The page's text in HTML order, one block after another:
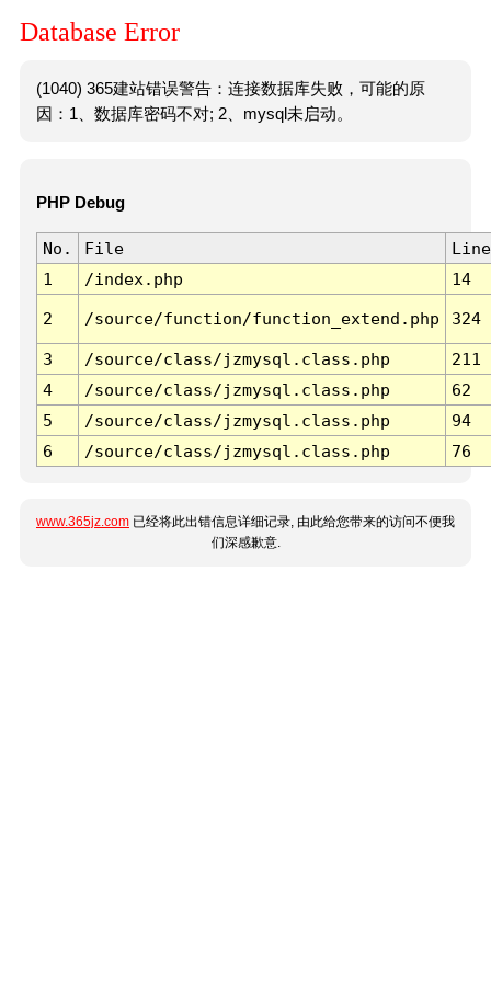
Database Error
(1040) 365建站错误警告：连接数据库失败，可能的原
因：1、数据库密码不对; 2、mysql未启动。
PHP Debug
No. File
Line
1
/index.php 14
2 /source/function/function_extend.php 324
3 /source/class/jzmysql.class.php
211
4
/source/class/jzmysql.class.php
62
5
/source/class/jzmysql.class.php
94
6
/source/class/jzmysql.class.php 76
www.365jz.com 已经将此出错信息详细记录, 由此给您带来的访问不便我
们深感歉意.